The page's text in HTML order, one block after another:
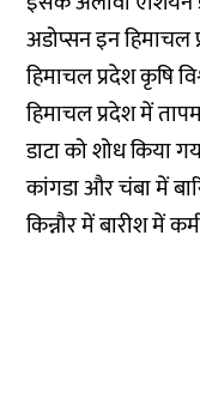
अडोप्सन इन हिमाचल
हिमाचल प्रदेश कृषि
हिमाचल प्रदेश में
डाटा को शोध किया
कांगडा और चंबा में
किन्नौर में बारीश में